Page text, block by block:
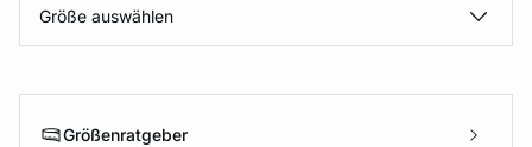
Größe auswählen
Größenratgeber